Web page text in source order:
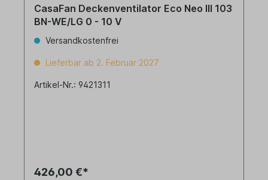
CasaFan Deckenventilator Eco Neo III 103
BN-WE/LG 0 - 10 V
Versandkostenfrei
Lieferbar ab 2. Februar 2027
Artikel-Nr.: 9421311
426,00 €*